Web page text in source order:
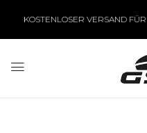
KOSTENLOSER VERSAND